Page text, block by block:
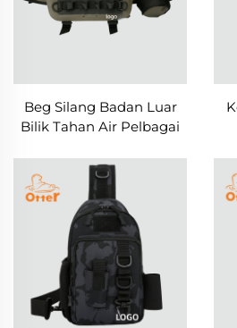
Beg Silang Badan Luar
Bilik Tahan Air Pelbagai